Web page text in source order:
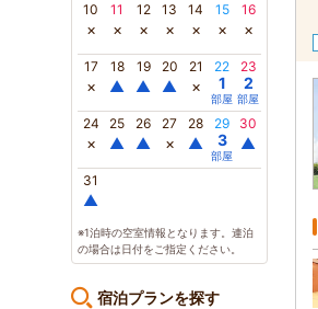
10
×
11
×
12
×
13
×
14
×
15
×
16
×
17
×
18
▲
19
▲
20
▲
21
×
22
1
部屋
23
2
部屋
24
×
25
▲
26
▲
27
×
28
▲
29
3
部屋
30
▲
31
▲
※1泊時の空室情報となります。連泊
の場合は日付をご指定ください。
宿泊プランを探す